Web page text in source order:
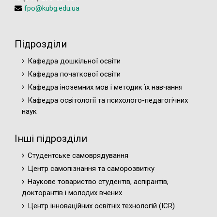
fpo@kubg.edu.ua
Підрозділи
Кафедра дошкільної освіти
Кафедра початкової освіти
Кафедра іноземних мов і методик їх навчання
Кафедра освітології та психолого-педагогічних
наук
Інші підрозділи
Студентське самоврядування
Центр самопізнання та саморозвитку
Наукове товариство студентів, аспірантів,
докторантів і молодих вчених
Центр інноваційних освітніх технологій (ICR)